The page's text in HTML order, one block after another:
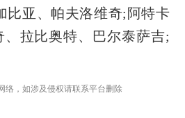
比亚、帕夫洛维奇;阿特卡
拉比奥特、巴尔泰萨吉;
络，如涉及侵权请联系平台删除